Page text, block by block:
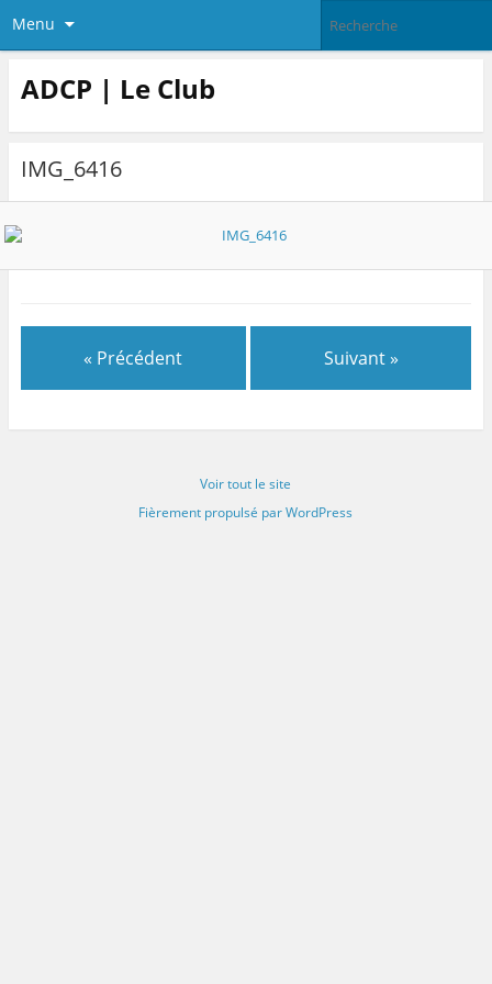
Menu
ADCP | Le Club
IMG_6416
« Précédent Suivant »
Voir tout le site
Fièrement propulsé par WordPress